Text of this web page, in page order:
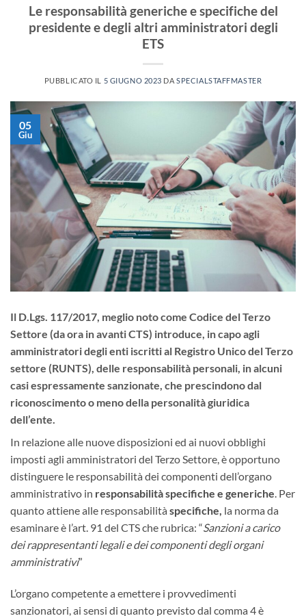
Le responsabilità generiche e specifiche del
presidente e degli altri amministratori degli
ETS
PUBBLICATO IL 5 GIUGNO 2023 DASPECIALSTAFFMASTER
05
Giu
Il D.Lgs. 117/2017, meglio noto come Codice del Terzo
Settore (da ora in avanti CTS) introduce, in capo agli
amministratori degli enti iscritti al Registro Unico del Terzo
settore (RUNTS), delle responsabilità personali, in alcuni
casi espressamente sanzionate, che prescindono dal
riconoscimento o meno della personalità giuridica
dell’ente.
In relazione alle nuove disposizioni ed ai nuovi obblighi
imposti agli amministratori del Terzo Settore, è opportuno
distinguere le responsabilità dei componenti dell’organo
amministrativo in responsabilità specifiche e generiche. Per
quanto attiene alle responsabilità specifiche, la norma da
esaminare è l’art. 91 del CTS che rubrica: “Sanzioni a carico
dei rappresentanti legali e dei componenti degli organi
amministrativi”
L’organo competente a emettere i provvedimenti
sanzionatori, ai sensi di quanto previsto dal comma 4 è